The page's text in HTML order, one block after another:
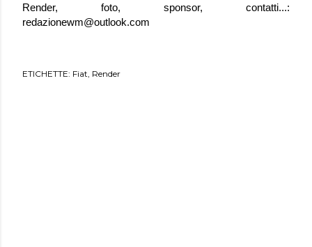
Render, foto, sponsor, contatti...:
redazionewm@outlook.com
ETICHETTE: Fiat Render